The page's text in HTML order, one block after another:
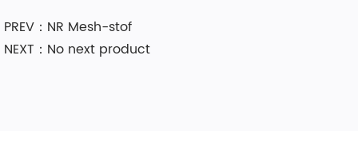
PREV：NR Mesh-stof
NEXT：No next product